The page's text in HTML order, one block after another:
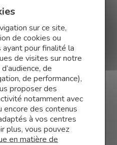
Notaire Boucher
Conseil en chiffres
sur ce site,
de cookies ou
pour finalité la
de visites sur notre
de
de performance),
proposer des
notamment avec
encore des contenus
à vos centres
plus, vous pouvez
en matière de